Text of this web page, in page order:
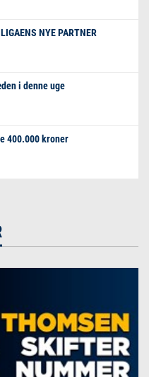
NYE PARTNER
i denne uge
400.000 kroner